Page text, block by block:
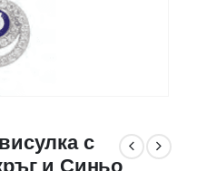
с
и Синьо